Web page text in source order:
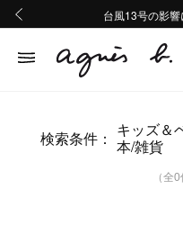
熊本地域地震の
Summer
台風13号の影
熊本地域地震の
Summer
検索条件： キッズ＆
本/雑貨
（全